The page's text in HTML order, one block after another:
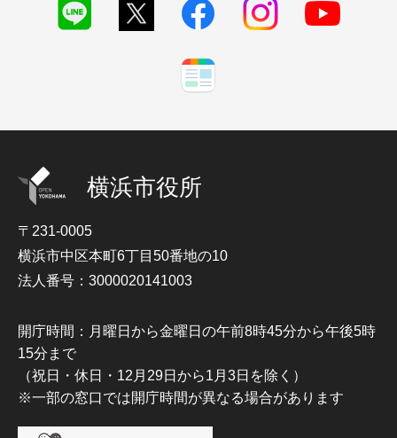
横浜市役所
〒231-0005
横浜市中区本町6丁目50番地の10
法人番号：3000020141003
開庁時間：月曜日から金曜日の午前8時45分から午後5時
15分まで
（祝日・休日・12月29日から1月3日を除く）
※一部の窓口では開庁時間が異なる場合があります